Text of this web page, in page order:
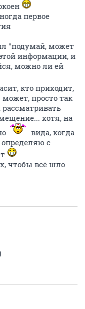
первое
"подумай, может
информации, и
можно ли ей
кто приходит,
просто так
хотя, на
вида, когда
определяю с
чтобы всё шло